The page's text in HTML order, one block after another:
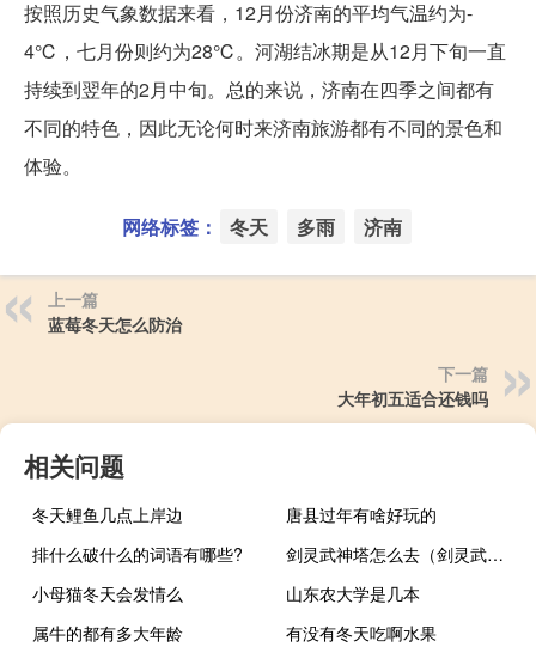
按照历史气象数据来看，12月份济南的平均气温约为-
4℃，七月份则约为28℃。河湖结冰期是从12月下旬一直
持续到翌年的2月中旬。总的来说，济南在四季之间都有
不同的特色，因此无论何时来济南旅游都有不同的景色和
体验。
网络标签： 冬天 多雨 济南
上一篇
蓝莓冬天怎么防治
下一篇
大年初五适合还钱吗
相关问题
冬天鲤鱼几点上岸边
唐县过年有啥好玩的
排什么破什么的词语有哪些?
剑灵武神塔怎么去（剑灵武神塔白云禅师的召唤怎么做 剑灵武神塔青儿/红儿位置 剑灵武神塔传送点位置）
小母猫冬天会发情么
山东农大学是几本
属牛的都有多大年龄
有没有冬天吃啊水果